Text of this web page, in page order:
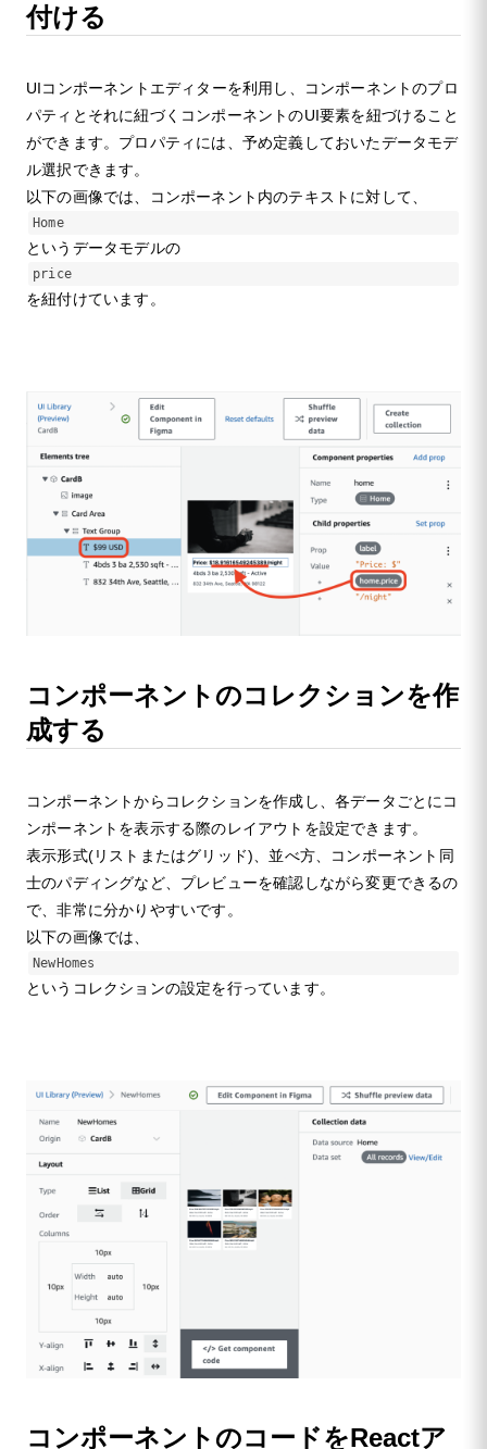
付ける
UIコンポーネントエディターを利用し、コンポーネントのプロ
パティとそれに紐づくコンポーネントのUI要素を紐づけること
ができます。プロパティには、予め定義しておいたデータモデ
ル選択できます。
以下の画像では、コンポーネント内のテキストに対して、
Home
というデータモデルの
price
を紐付けています。
コンポーネントのコレクションを作
成する
コンポーネントからコレクションを作成し、各データごとにコ
ンポーネントを表示する際のレイアウトを設定できます。
表示形式(リストまたはグリッド)、並べ方、コンポーネント同
士のパディングなど、プレビューを確認しながら変更できるの
で、非常に分かりやすいです。
以下の画像では、
NewHomes
というコレクションの設定を行っています。
コンポーネントのコードをReactア